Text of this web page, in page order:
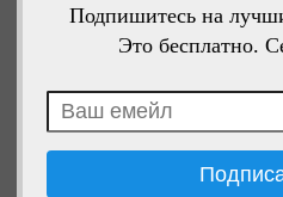
Подпишитесь на
Это бесплатно.